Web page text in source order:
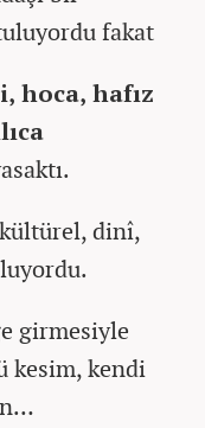
fakat
hoca, hafız
dinî,
girmesiyle
kesim, kendi